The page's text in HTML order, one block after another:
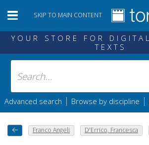
SKIP TO MAIN CONTENT
YOUR STORE FOR
TEXTS
Advanced search | Browse by discipline |
Franco Angeli D'Errico, Francesca